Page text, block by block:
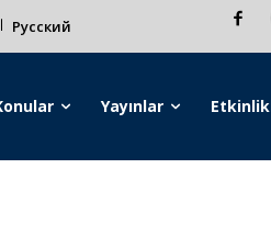
Русский
Yayınlar